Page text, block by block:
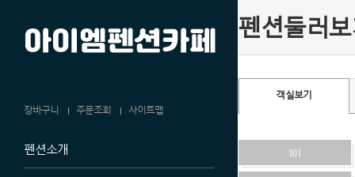
장바구니 주문조회 사이트맵
펜션소개
펜션둘러
객실보기
101